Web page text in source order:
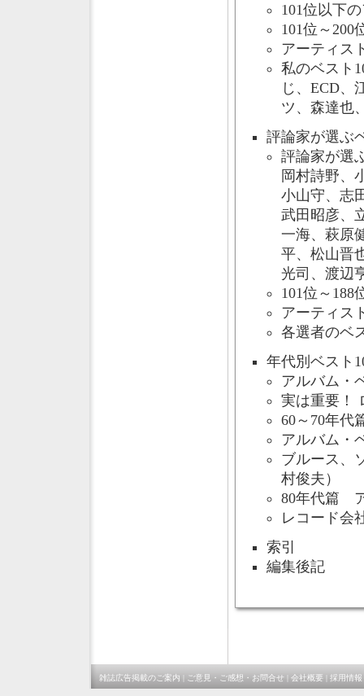
101位以下
101位～200
アーティス
私のベスト
じ、ECD、
ツ、森達也
評論家が選ぶ
評論家が選
岡村詩野、
小山守、志
武田昭彦、
一海、萩原
平、松山晋
光司、渡辺
101位～188
アーティス
各選者のベ
年代別ベスト
アルバム・
実は重要！
60～70年代
アルバム・
ブルース、
村俊夫）
80年代篇
レコード会
索引
編集後記
雑誌広告掲載のご案内 ご意見・ご感想・お問合せ 会社概要 採用情報